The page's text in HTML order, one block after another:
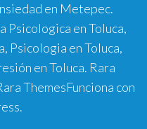
en Metepec.
Psicologica en Toluca,
Psicologia en Toluca,
en Toluca. Rara
ThemesFunciona con
.